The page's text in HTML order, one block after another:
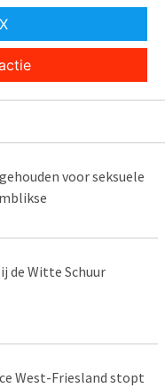
voor seksuele
de Witte Schuur
West-Friesland stopt